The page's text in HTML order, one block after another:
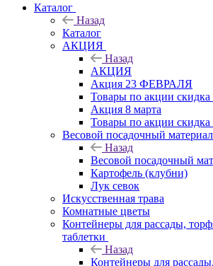
Каталог
Назад
Каталог
АКЦИЯ
Назад
АКЦИЯ
Акция 23 ФЕВРАЛЯ
Товары по акции скидка
Акция 8 марта
Товары по акции скидка
Весовой посадочный материал
Назад
Весовой посадочный
Картофель (клубни)
Лук севок
Искусственная трава
Комнатные цветы
Контейнеры для рассады,
таблетки
Назад
Контейнеры для